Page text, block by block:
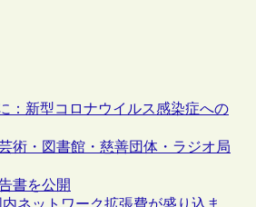
：新型コロナウイルス感染症への
術・図書館・慈善団体・ラジオ局
書を公開
ネットワーク拡張費が盛り込ま